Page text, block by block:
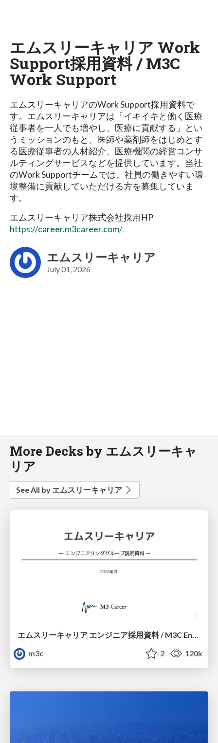
エムスリーキャリア Work
Support採用資料 / M3C
Work Support
エムスリーキャリアのWork Support採用資料で
す。エムスリーキャリアは「イキイキと働く医療
従事者を一人でも増やし、医療に貢献する」とい
うミッションのもと、医師や薬剤師をはじめとす
る医療従事者の人材紹介、医療機関の経営コンサ
ルティングサービスなどを提供しています。当社
のWork Supportチームでは、社員の働きやすい環
境整備に貢献していただける方を募集していま
す。
エムスリーキャリア株式会社採用HP
https://career.m3career.com/
エムスリーキャリア
July 01, 2026
More Decks by エムスリーキャ
リア
See All by エムスリーキャリア
エムスリーキャリア エンジニア採用資料 / M3C Engineer Guide
m3c
2 120k